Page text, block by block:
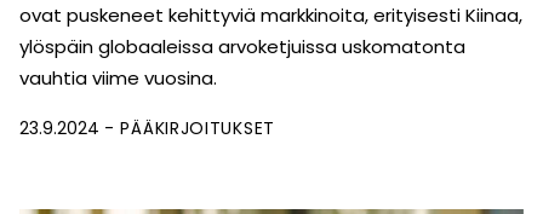
ovat puskeneet kehittyviä markkinoita, erityisesti Kiinaa,
ylöspäin globaaleissa arvoketjuissa uskomatonta
vauhtia viime vuosina.
23.9.2024 PÄÄKIRJOITUKSET